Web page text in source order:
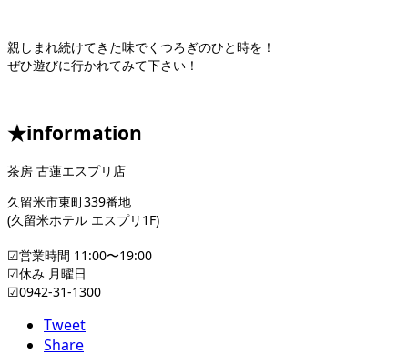
親しまれ続けてきた味でくつろぎのひと時を！
ぜひ遊びに行かれてみて下さい！
★information
茶房 古蓮エスプリ店
久留米市東町339番地
(久留米ホテル エスプリ1F)
☑︎営業時間 11:00〜19:00
☑︎休み 月曜日
☑︎0942-31-1300
Tweet
Share